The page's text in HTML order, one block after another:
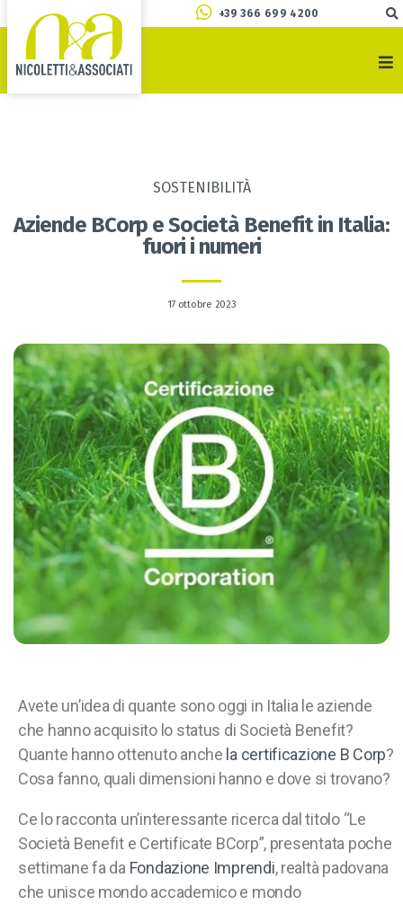
+39 366 699 4200
SOSTENIBILITÀ
Aziende BCorp e Società Benefit in Italia:
fuori i numeri
17 ottobre 2023
Avete un’idea di quante sono oggi in Italia le aziende
che hanno acquisito lo status di Società Benefit?
Quante hanno ottenuto anche la certificazione B Corp?
Cosa fanno, quali dimensioni hanno e dove si trovano?
Ce lo racconta un’interessante ricerca dal titolo “Le
Società Benefit e Certificate BCorp”, presentata poche
settimane fa da Fondazione Imprendi, realtà padovana
che unisce mondo accademico e mondo